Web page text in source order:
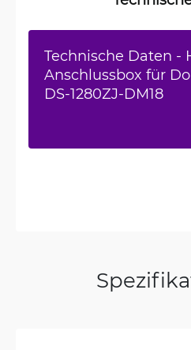
Technische Daten -
Anschlussbox für
DS-1280ZJ-DM18